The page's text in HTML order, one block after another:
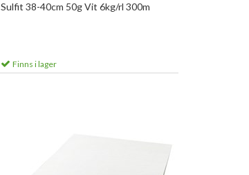
Sulfit 38-40cm 50g Vit 6kg/rl 300m
Finns i lager